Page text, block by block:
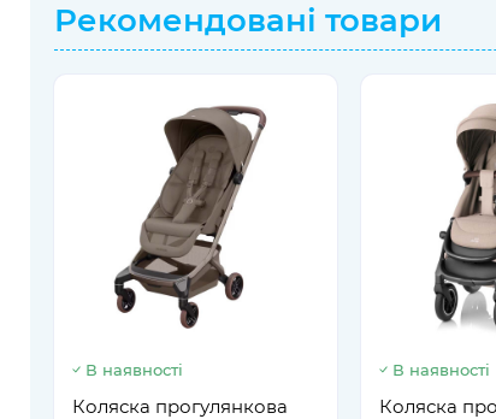
Рекомендовані товари
В наявності
Коляска прогулянкова
В наявності
Коляска